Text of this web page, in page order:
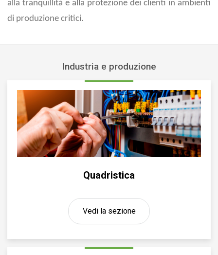
alla tranquillità e alla protezione dei clienti in ambienti
di produzione critici.
Industria e produzione
Quadristica
Vedi la sezione